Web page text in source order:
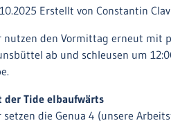
Erstellt von Constantin
nutzen den Vormittag erneut mit
ab und schleusen um
der Tide elbaufwärts
setzen die Genua 4 (unsere